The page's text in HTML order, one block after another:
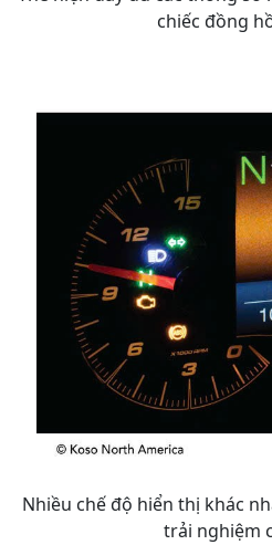
chiếc đồng
Nhiều chế độ hiển thị khác
trải nghiệm